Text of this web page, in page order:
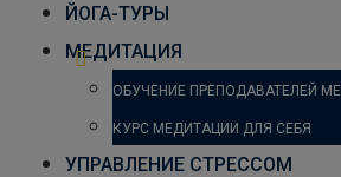
ЙОГА-ТУРЫ
МЕДИТАЦИЯ
ОБУЧЕНИЕ ПРЕПОДАВАТЕЛЕЙ
КУРС МЕДИТАЦИИ ДЛЯ СЕБЯ
УПРАВЛЕНИЕ СТРЕССОМ